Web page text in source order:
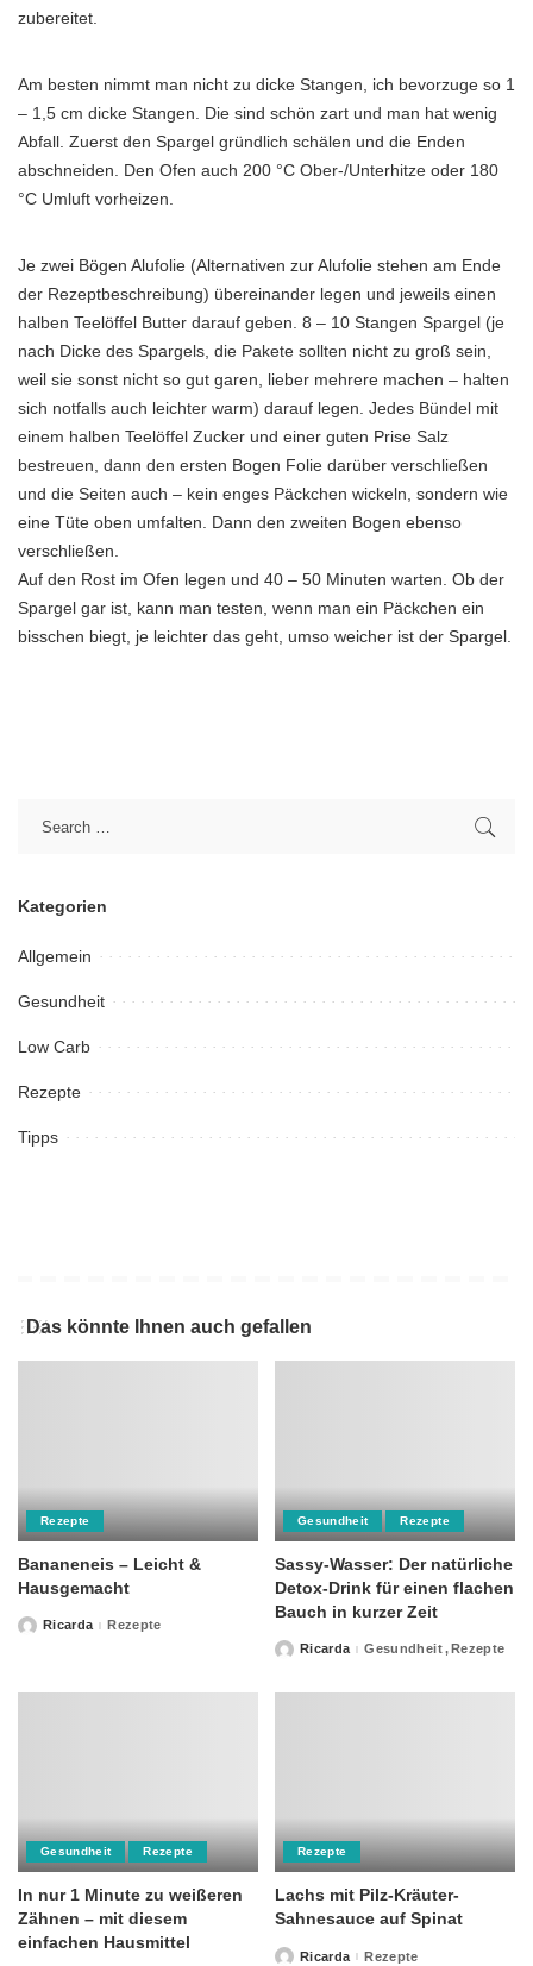
zubereitet.
Am besten nimmt man nicht zu dicke Stangen, ich bevorzuge so 1
– 1,5 cm dicke Stangen. Die sind schön zart und man hat wenig
Abfall. Zuerst den Spargel gründlich schälen und die Enden
abschneiden. Den Ofen auch 200 °C Ober-/Unterhitze oder 180
°C Umluft vorheizen.
Je zwei Bögen Alufolie (Alternativen zur Alufolie stehen am Ende
der Rezeptbeschreibung) übereinander legen und jeweils einen
halben Teelöffel Butter darauf geben. 8 – 10 Stangen Spargel (je
nach Dicke des Spargels, die Pakete sollten nicht zu groß sein,
weil sie sonst nicht so gut garen, lieber mehrere machen – halten
sich notfalls auch leichter warm) darauf legen. Jedes Bündel mit
einem halben Teelöffel Zucker und einer guten Prise Salz
bestreuen, dann den ersten Bogen Folie darüber verschließen
und die Seiten auch – kein enges Päckchen wickeln, sondern wie
eine Tüte oben umfalten. Dann den zweiten Bogen ebenso
verschließen.
Auf den Rost im Ofen legen und 40 – 50 Minuten warten. Ob der
Spargel gar ist, kann man testen, wenn man ein Päckchen ein
bisschen biegt, je leichter das geht, umso weicher ist der Spargel.
Kategorien
Allgemein
Gesundheit
Low Carb
Rezepte
Tipps
Das könnte Ihnen auch gefallen
Rezepte
Bananeneis – Leicht &
Hausgemacht
PostedRicarda Rezepte
Gesundheit Rezepte
Sassy-Wasser: Der natürliche
Detox-Drink für einen flachen
Bauch in kurzer Zeit
PostedRicarda Gesundheit Rezepte
Gesundheit Rezepte
In nur 1 Minute zu weißeren
Zähnen – mit diesem
einfachen Hausmittel
Rezepte
Lachs mit Pilz-Kräuter-
Sahnesauce auf Spinat
PostedRicarda Rezepte